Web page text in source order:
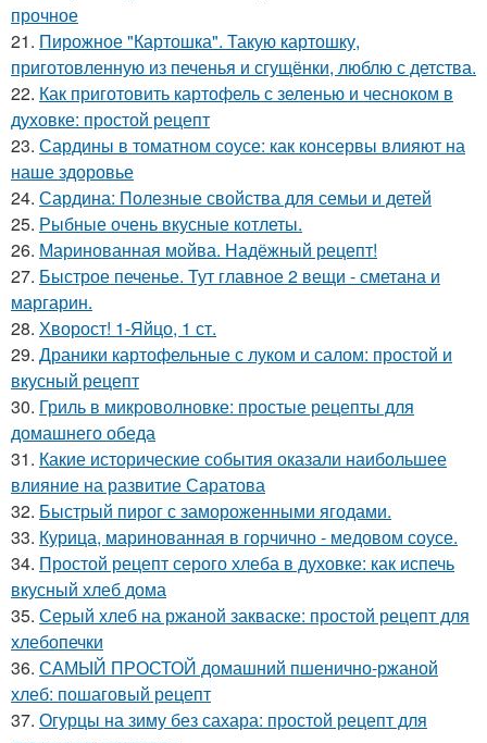
прочное
21. Пирожное "Картошка". Такую картошку,
приготовленную из печенья и сгущёнки, люблю с детства.
22. Как приготовить картофель с зеленью и чесноком в
духовке: простой рецепт
23. Сардины в томатном соусе: как консервы влияют на
наше здоровье
24. Сардина: Полезные свойства для семьи и детей
25. Рыбные очень вкусные котлеты.
26. Маринованная мойва. Надёжный рецепт!
27. Быстрое печенье. Тут главное 2 вещи - сметана и
маргарин.
28. Хворост! 1-Яйцо, 1 ст.
29. Драники картофельные с луком и салом: простой и
вкусный рецепт
30. Гриль в микроволновке: простые рецепты для
домашнего обеда
31. Какие исторические события оказали наибольшее
влияние на развитие Саратова
32. Быстрый пирог с замороженными ягодами.
33. Курица, маринованная в горчично - медовом соусе.
34. Простой рецепт серого хлеба в духовке: как испечь
вкусный хлеб дома
35. Серый хлеб на ржаной закваске: простой рецепт для
хлебопечки
36. САМЫЙ ПРОСТОЙ домашний пшенично-ржаной
хлеб: пошаговый рецепт
37. Огурцы на зиму без сахара: простой рецепт для